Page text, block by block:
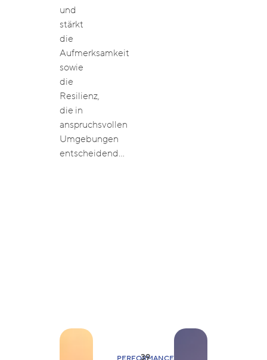
und
stärkt
die
Aufmerksamkeit
sowie
die
Resilienz,
die in
anspruchsvollen
Umgebungen
entscheidend…
39